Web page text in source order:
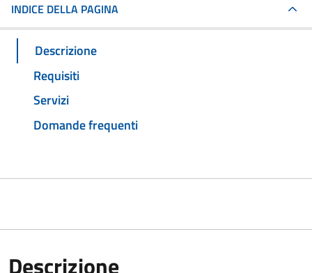
INDICE DELLA PAGINA
Descrizione
Requisiti
Servizi
Domande frequenti
Descrizione